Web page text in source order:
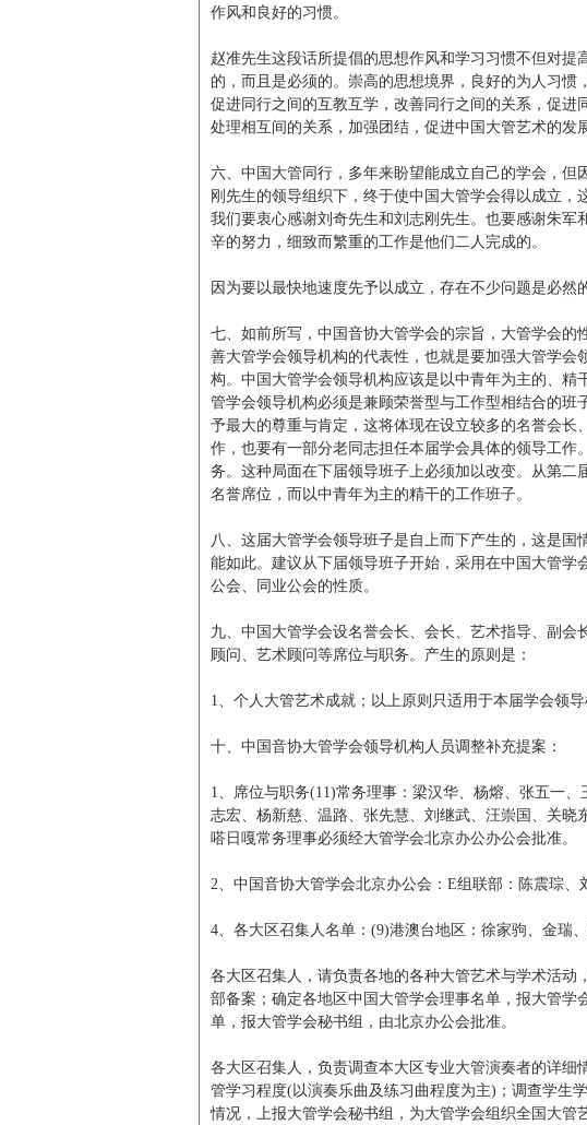
作风和良好的习惯。
赵准先生这段话所提倡的思想作风和学习习惯不但对
的，而且是必须的。崇高的思想境界，良好的为人习
促进同行之间的互教互学，改善同行之间的关系，促
处理相互间的关系，加强团结，促进中国大管艺术的发
六、中国大管同行，多年来盼望能成立自己的学会，
刚先生的领导组织下，终于使中国大管学会得以成立，
我们要衷心感谢刘奇先生和刘志刚先生。也要感谢朱
辛的努力，细致而繁重的工作是他们二人完成的。
因为要以最快地速度先予以成立，存在不少问题是必然
七、如前所写，中国音协大管学会的宗旨，大管学会
善大管学会领导机构的代表性，也就是要加强大管学
构。中国大管学会领导机构应该是以中青年为主的、
管学会领导机构必须是兼顾荣誉型与工作型相结合的
予最大的尊重与肯定，这将体现在设立较多的名誉会
作，也要有一部分老同志担任本届学会具体的领导工
务。这种局面在下届领导班子上必须加以改变。从第
名誉席位，而以中青年为主的精干的工作班子。
八、这届大管学会领导班子是自上而下产生的，这是
能如此。建议从下届领导班子开始，采用在中国大管
公会、同业公会的性质。
九、中国大管学会设名誉会长、会长、艺术指导、副
顾问、艺术顾问等席位与职务。产生的原则是：
1、个人大管艺术成就；以上原则只适用于本届学会领导
十、中国音协大管学会领导机构人员调整补充提案：
1、席位与职务(11)常务理事：梁汉华、杨熔、张五一
志宏、杨新慈、温路、张先慧、刘继武、汪崇国、关晓
嗒日嘎常务理事必须经大管学会北京办公办公会批准。
2、中国音协大管学会北京办公会：E组联部：陈震琮、
4、各大区召集人名单：(9)港澳台地区：徐家驹、金瑞
各大区召集人，请负责各地的各种大管艺术与学术活
部备案；确定各地区中国大管学会理事名单，报大管
单，报大管学会秘书组，由北京办公会批准。
各大区召集人，负责调查本大区专业大管演奏者的详
管学习程度(以演奏乐曲及练习曲程度为主)；调查学生
情况，上报大管学会秘书组，为大管学会组织全国大管